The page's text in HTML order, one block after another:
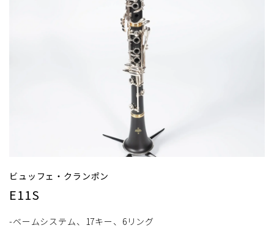
ビュッフェ・クランポン
E11S
-ベームシステム、17キー、6リング